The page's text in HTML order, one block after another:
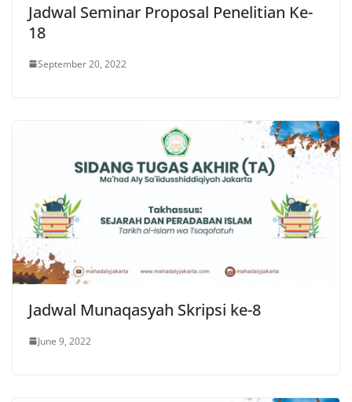
Jadwal Seminar Proposal Penelitian Ke-
18
September 20, 2022
Jadwal Munaqasyah Skripsi ke-8
June 9, 2022